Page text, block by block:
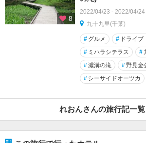
8
2022/04/23 - 2022/04/24
九十九里(千葉)
# グルメ # ドライ
# ミハラシテラス #
#濃溝の滝 #野見金
# シーサイドオーツカ
れおんさんの旅行記一覧